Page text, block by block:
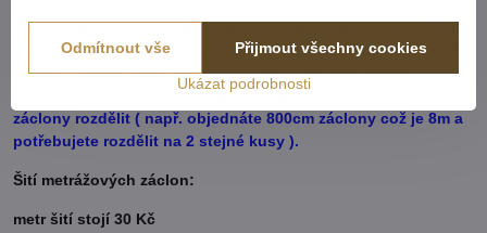
Do košíku vkládejte celkový počet v cm ( např. 1,7m = 170cm
atd...) od každého rozměru či barvy. Pokud u jednoho rozměru
vložíte x různý počet cm, vše se vám sčítá dohromady. V
poznámce v objednávce napište popřípadně, jak potřebujete
záclony rozdělit ( např. objednáte 800cm záclony což je 8m a
potřebujete rozdělit na 2 stejné kusy ).
Šití metrážových záclon:
metr šití stojí 30 Kč
Ukázat podrobnosti
Přijmout všechny cookies
Odmítnout vše